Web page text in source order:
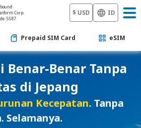
Corp.
5587
$ USD ID
Prepaid SIM Card eSIM
Benar-Benar Tanpa
di Jepang
Kecepatan. Tanpa
Selamanya.